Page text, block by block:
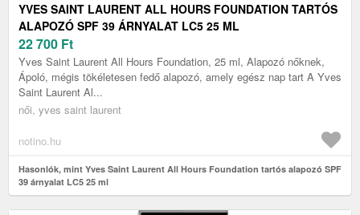
YVES SAINT LAURENT ALL HOURS FOUNDATION TARTÓS
ALAPOZÓ SPF 39 ÁRNYALAT LC5 25 ML
22 700 Ft
Yves Saint Laurent All Hours Foundation, 25 ml, Alapozó nőknek,
Ápoló, mégis tökéletesen fedő alapozó, amely egész nap tart A Yves
Saint Laurent Al...
női, yves saint laurent
notino.hu
Hasonlók, mint Yves Saint Laurent All Hours Foundation tartós alapozó SPF
39 árnyalat LC5 25 ml